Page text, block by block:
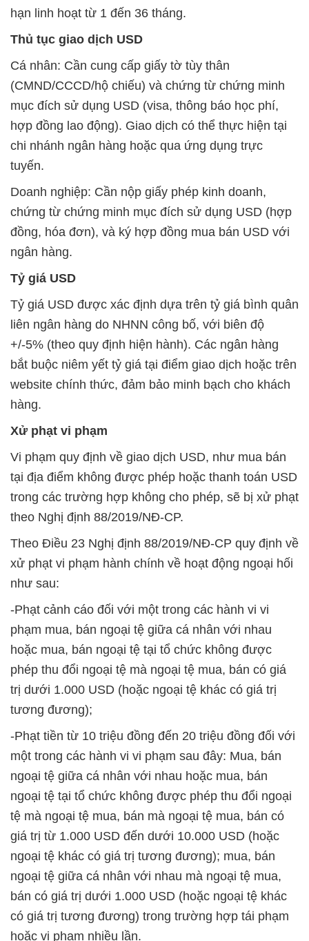
hạn linh hoạt từ 1 đến 36 tháng.
Thủ tục giao dịch USD
Cá nhân: Cần cung cấp giấy tờ tùy thân
(CMND/CCCD/hộ chiếu) và chứng từ chứng minh
mục đích sử dụng USD (visa, thông báo học phí,
hợp đồng lao động). Giao dịch có thể thực hiện tại
chi nhánh ngân hàng hoặc qua ứng dụng trực
tuyến.
Doanh nghiệp: Cần nộp giấy phép kinh doanh,
chứng từ chứng minh mục đích sử dụng USD (hợp
đồng, hóa đơn), và ký hợp đồng mua bán USD với
ngân hàng.
Tỷ giá USD
Tỷ giá USD được xác định dựa trên tỷ giá bình quân
liên ngân hàng do NHNN công bố, với biên độ
+/-5% (theo quy định hiện hành). Các ngân hàng
bắt buộc niêm yết tỷ giá tại điểm giao dịch hoặc trên
website chính thức, đảm bảo minh bạch cho khách
hàng.
Xử phạt vi phạm
Vi phạm quy định về giao dịch USD, như mua bán
tại địa điểm không được phép hoặc thanh toán USD
trong các trường hợp không cho phép, sẽ bị xử phạt
theo Nghị định 88/2019/NĐ-CP.
Theo Điều 23 Nghị định 88/2019/NĐ-CP quy định về
xử phạt vi phạm hành chính về hoạt động ngoại hối
như sau:
-Phạt cảnh cáo đối với một trong các hành vi vi
phạm mua, bán ngoại tệ giữa cá nhân với nhau
hoặc mua, bán ngoại tệ tại tổ chức không được
phép thu đổi ngoại tệ mà ngoại tệ mua, bán có giá
trị dưới 1.000 USD (hoặc ngoại tệ khác có giá trị
tương đương);
-Phạt tiền từ 10 triệu đồng đến 20 triệu đồng đối với
một trong các hành vi vi phạm sau đây: Mua, bán
ngoại tệ giữa cá nhân với nhau hoặc mua, bán
ngoại tệ tại tổ chức không được phép thu đổi ngoại
tệ mà ngoại tệ mua, bán mà ngoại tệ mua, bán có
giá trị từ 1.000 USD đến dưới 10.000 USD (hoặc
ngoại tệ khác có giá trị tương đương); mua, bán
ngoại tệ giữa cá nhân với nhau mà ngoại tệ mua,
bán có giá trị dưới 1.000 USD (hoặc ngoại tệ khác
có giá trị tương đương) trong trường hợp tái phạm
hoặc vi phạm nhiều lần.